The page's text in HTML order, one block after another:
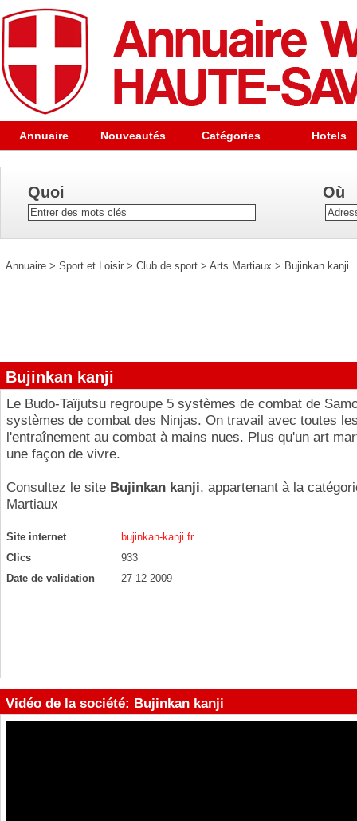
Annuaire Nouveautés Catégories Hotels
Quoi Où
Annuaire > Sport et Loisir > Club de sport > Arts Martiaux > Bujinkan kanji
Bujinkan kanji
Le Budo-Taïjutsu regroupe 5 systèmes de combat de
systèmes de combat des Ninjas. On travail avec toutes
l'entraînement au combat à mains nues. Plus qu'un art
une façon de vivre.
Consultez le site Bujinkan kanji, appartenant à la
Martiaux
Site internet
bujinkan-kanji.fr
Clics
933
Date de validation
27-12-2009
Vidéo de la société: Bujinkan kanji